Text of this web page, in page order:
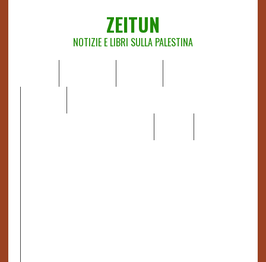
ZEITUN
NOTIZIE E LIBRI SULLA PALESTINA